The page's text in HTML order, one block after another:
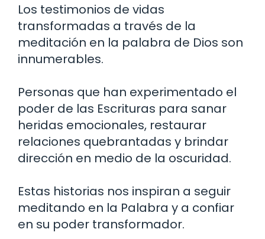
Los testimonios de vidas
transformadas a través de la
meditación en la palabra de Dios son
innumerables.
Personas que han experimentado el
poder de las Escrituras para sanar
heridas emocionales, restaurar
relaciones quebrantadas y brindar
dirección en medio de la oscuridad.
Estas historias nos inspiran a seguir
meditando en la Palabra y a confiar
en su poder transformador.